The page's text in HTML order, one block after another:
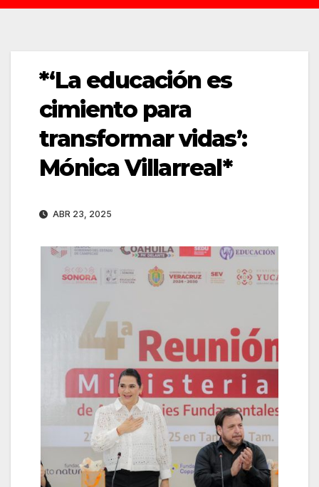
*‘La educación es
cimiento para
transformar vidas’:
Mónica Villarreal*
ABR 23, 2025